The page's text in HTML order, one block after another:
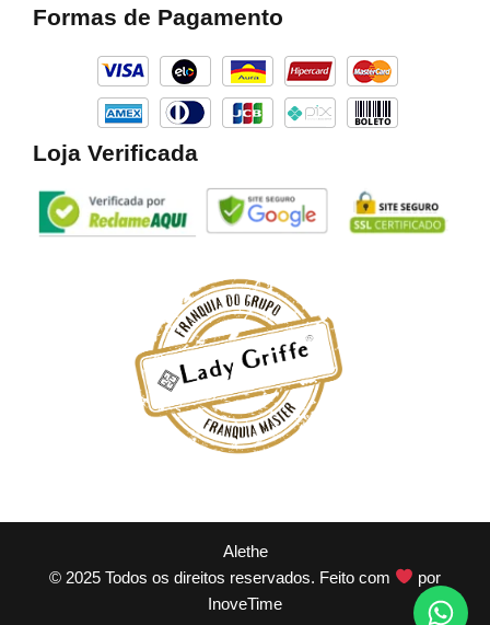
o
g
a
m
k
Formas de Pagamento
Loja Verificada
Alethe
© 2025 Todos os direitos reservados. Feito com
por
InoveTime